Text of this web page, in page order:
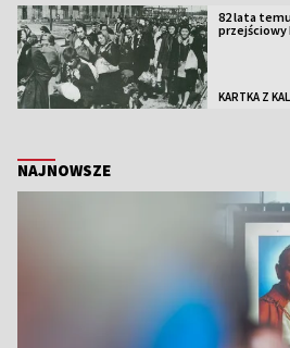
82 lata
przejściowy
KARTKA Z
NAJNOWSZE